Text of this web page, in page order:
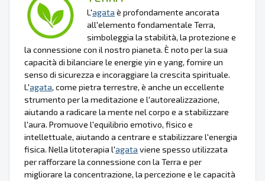
L'agata è profondamente ancorata
all'elemento fondamentale Terra,
simboleggia la stabilità, la protezione e
la connessione con il nostro pianeta. È noto per la sua
capacità di bilanciare le energie yin e yang, fornire un
senso di sicurezza e incoraggiare la crescita spirituale.
L'agata, come pietra terrestre, è anche un eccellente
strumento per la meditazione e l'autorealizzazione,
aiutando a radicare la mente nel corpo e a stabilizzare
l'aura. Promuove l'equilibrio emotivo, fisico e
intellettuale, aiutando a centrare e stabilizzare l'energia
fisica. Nella litoterapia l'agata viene spesso utilizzata
per rafforzare la connessione con la Terra e per
migliorare la concentrazione, la percezione e le capacità